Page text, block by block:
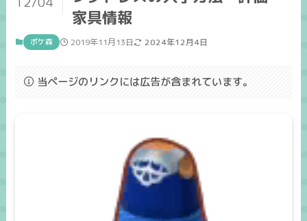
家具情報
ポケ森 2019年11月13日 2024年12月4日
当ページのリンクには広告が含まれています。